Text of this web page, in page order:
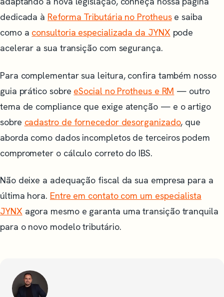
dedicada à Reforma Tributária no Protheuse saiba
como a consultoria especializada da JYNX pode
acelerar a sua transição com segurança.
Para complementar sua leitura, confira também nosso
guia prático sobre eSocial no Protheus e RM — outro
tema de compliance que exige atenção — e o artigo
sobre cadastro de fornecedor desorganizado, que
aborda como dados incompletos de terceiros podem
comprometer o cálculo correto do IBS.
Não deixe a adequação fiscal da sua empresa para a
última hora. Entre em contato com um especialista
JYNX agora mesmo e garanta uma transição tranquila
para o novo modelo tributário.